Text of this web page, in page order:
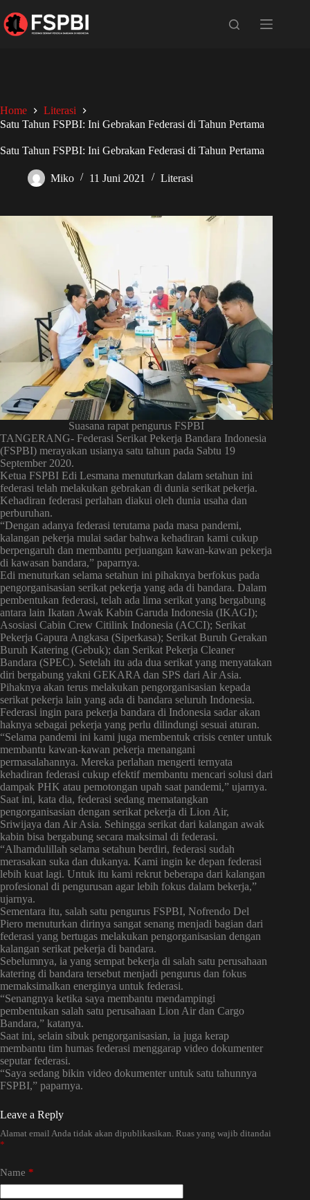
Home
Literasi
Satu Tahun FSPBI: Ini Gebrakan Federasi di Tahun Pertama
Satu Tahun FSPBI: Ini Gebrakan Federasi di Tahun Pertama
Miko 11 Juni 2021 Literasi
Suasana rapat pengurus FSPBI
TANGERANG- Federasi Serikat Pekerja Bandara Indonesia
(FSPBI) merayakan usianya satu tahun pada Sabtu 19
September 2020.
Ketua FSPBI Edi Lesmana menuturkan dalam setahun ini
federasi telah melakukan gebrakan di dunia serikat pekerja.
Kehadiran federasi perlahan diakui oleh dunia usaha dan
perburuhan.
“Dengan adanya federasi terutama pada masa pandemi,
kalangan pekerja mulai sadar bahwa kehadiran kami cukup
berpengaruh dan membantu perjuangan kawan-kawan pekerja
di kawasan bandara,” paparnya.
Edi menuturkan selama setahun ini pihaknya berfokus pada
pengorganisasian serikat pekerja yang ada di bandara. Dalam
pembentukan federasi, telah ada lima serikat yang bergabung
antara lain Ikatan Awak Kabin Garuda Indonesia (IKAGI);
Asosiasi Cabin Crew Citilink Indonesia (ACCI); Serikat
Pekerja Gapura Angkasa (Siperkasa); Serikat Buruh Gerakan
Buruh Katering (Gebuk); dan Serikat Pekerja Cleaner
Bandara (SPEC). Setelah itu ada dua serikat yang menyatakan
diri bergabung yakni GEKARA dan SPS dari Air Asia.
Pihaknya akan terus melakukan pengorganisasian kepada
serikat pekerja lain yang ada di bandara seluruh Indonesia.
Federasi ingin para pekerja bandara di Indonesia sadar akan
haknya sebagai pekerja yang perlu dilindungi sesuai aturan.
“Selama pandemi ini kami juga membentuk crisis center untuk
membantu kawan-kawan pekerja menangani
permasalahannya. Mereka perlahan mengerti ternyata
kehadiran federasi cukup efektif membantu mencari solusi dari
dampak PHK atau pemotongan upah saat pandemi,” ujarnya.
Saat ini, kata dia, federasi sedang mematangkan
pengorganisasian dengan serikat pekerja di Lion Air,
Sriwijaya dan Air Asia. Sehingga serikat dari kalangan awak
kabin bisa bergabung secara maksimal di federasi.
“Alhamdulillah selama setahun berdiri, federasi sudah
merasakan suka dan dukanya. Kami ingin ke depan federasi
lebih kuat lagi. Untuk itu kami rekrut beberapa dari kalangan
profesional di pengurusan agar lebih fokus dalam bekerja,”
ujarnya.
Sementara itu, salah satu pengurus FSPBI, Nofrendo Del
Piero menuturkan dirinya sangat senang menjadi bagian dari
federasi yang bertugas melakukan pengorganisasian dengan
kalangan serikat pekerja di bandara.
Sebelumnya, ia yang sempat bekerja di salah satu perusahaan
katering di bandara tersebut menjadi pengurus dan fokus
memaksimalkan energinya untuk federasi.
“Senangnya ketika saya membantu mendampingi
pembentukan salah satu perusahaan Lion Air dan Cargo
Bandara,” katanya.
Saat ini, selain sibuk pengorganisasian, ia juga kerap
membantu tim humas federasi menggarap video dokumenter
seputar federasi.
“Saya sedang bikin video dokumenter untuk satu tahunnya
FSPBI,” paparnya.
Leave a Reply
Alamat email Anda tidak akan dipublikasikan. Ruas yang wajib ditandai
*
Name *